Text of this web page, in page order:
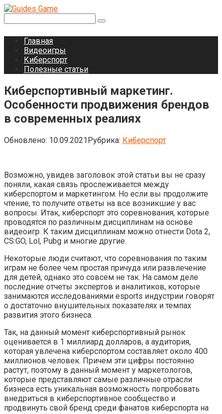
Перейти
контенту
Главная
Видеоигры
Киберспорт
Полезные статьи
Киберспортивный маркетинг.
Особенности продвижения брендов
в современных реалиях
Обновлено: 10.09.2021Рубрика: Киберспорт
Возможно, увидев заголовок этой статьи вы не сразу
поняли, какая связь прослеживается между
киберспортом и маркетингом. Но если вы продолжите
чтение, то получите ответы на все возникшие у вас
вопросы. Итак, киберспорт это соревнования, которые
проводятся по различным дисциплинам на основе
видеоигр. К таким дисциплинам можно отнести Dota 2,
CS:GO, Lol, Pubg и многие другие.
Некоторые люди считают, что соревнования по таким
играм не более чем простая причуда или развлечение
для детей, однако это совсем не так. На самом деле
последние отчеты экспертов и аналитиков, которые
занимаются исследованиями esports индустрии говорят
о достаточно внушительных показателях и темпах
развития этого бизнеса.
Так, на данный момент киберспортивный рынок
оценивается в 1 миллиард долларов, а аудитория,
которая увлечена киберспортом составляет около 400
миллионов человек. Причем эти цифры постоянно
растут, поэтому в данный момент у маркетологов,
которые представляют самые различные отрасли
бизнеса есть уникальная возможность попробовать
внедриться в киберспортивное сообщество и
продвинуть свой бренд среди фанатов киберспорта на